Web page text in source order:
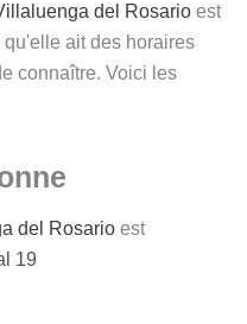
del Rosario est
ait des horaires
connaître. Voici les
del Rosario est
19